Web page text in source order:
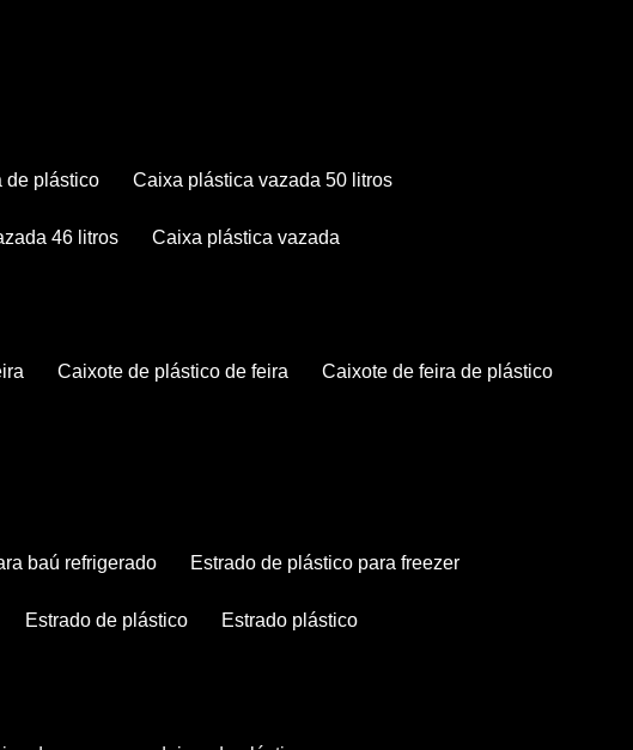
de plástico caixa plástica vazada 50 litros
46 litros caixa plástica vazada
caixote de plástico de feira caixote de feira de plástico
baú refrigerado estrado de plástico para freezer
estrado de plástico estrado plástico